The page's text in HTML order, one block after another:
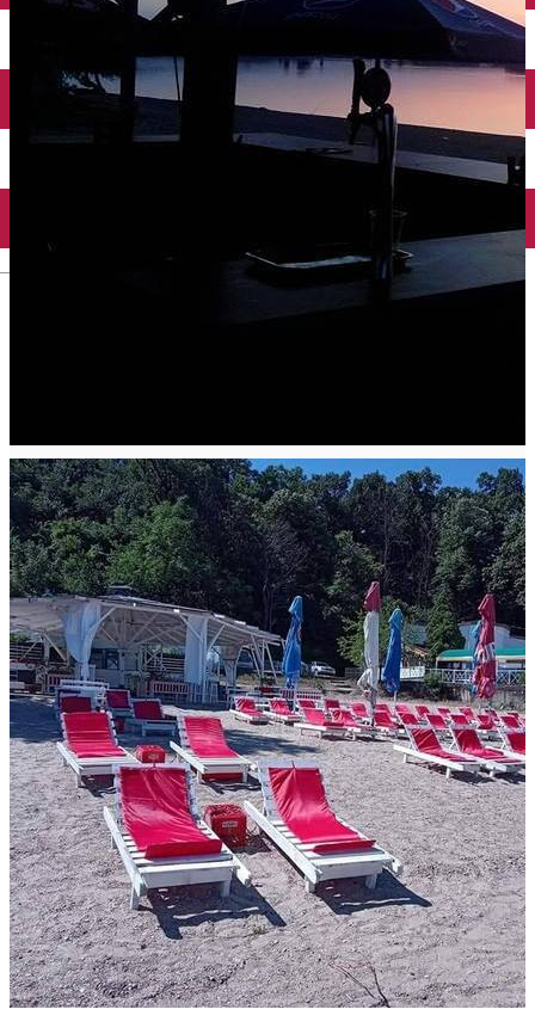
Închirieri auto
Taxi
Încărcare vehicule electrice